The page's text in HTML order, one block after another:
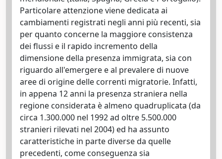
Particolare attenzione viene dedicata ai
cambiamenti registrati negli anni più recenti, sia
per quanto concerne la maggiore consistenza
dei flussi e il rapido incremento della
dimensione della presenza immigrata, sia con
riguardo all'emergere e al prevalere di nuove
aree di origine delle correnti migratorie. Infatti,
in appena 12 anni la presenza straniera nella
regione considerata è almeno quadruplicata (da
circa 1.300.000 nel 1992 ad oltre 5.500.000
stranieri rilevati nel 2004) ed ha assunto
caratteristiche in parte diverse da quelle
precedenti, come conseguenza sia